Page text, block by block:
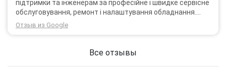
підтримки та інженерам за професійне і швидке сервісне
обслуговування, ремонт і налаштування обладнання.
Через 3 роки після покупки я не шкодую про прийняте
тоді рішення придбати обладнання в компанії 3G star
Отзыв из Google
Все отзывы